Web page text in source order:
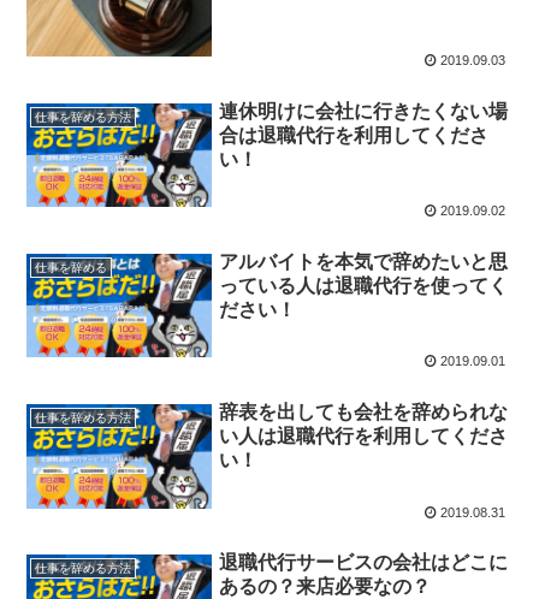
2019.09.03
仕事を辞める方法
連休明けに会社に行きたくない場
合は退職代行を利用してくださ
い！
2019.09.02
仕事を辞める
アルバイトを本気で辞めたいと思
っている人は退職代行を使ってく
ださい！
2019.09.01
仕事を辞める方法
辞表を出しても会社を辞められな
い人は退職代行を利用してくださ
い！
2019.08.31
仕事を辞める方法
退職代行サービスの会社はどこに
あるの？来店必要なの？